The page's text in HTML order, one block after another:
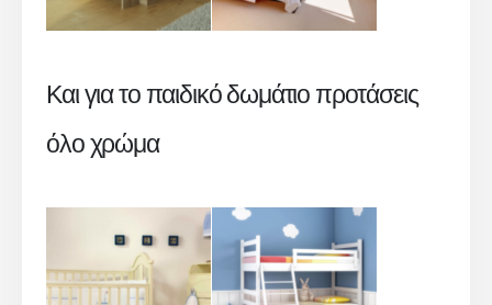
Και για το παιδικό δωμάτιο προτάσεις
όλο χρώμα